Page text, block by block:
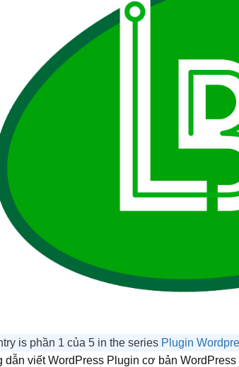
is phần 1 của 5 in the series Plugin
dẫn viết WordPress Plugin cơ bản